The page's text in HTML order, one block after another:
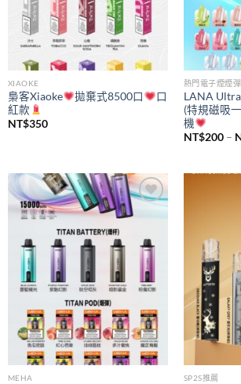
XIAOKE
梟客Xiaoke 拋棄式8500口
口
紅款
NT$350
熱門電子煙煙彈
LANA
(特規磁吸
機
NT$200 –
Add to
MEHA SP2S推薦